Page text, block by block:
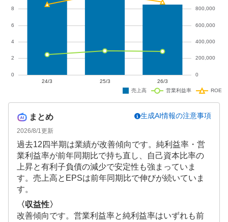
まとめ
2026/8/1更新
生成AI情報の注意事項
過去12四半期は業績が改善傾向です。純利益率・営
業利益率が前年同期比で持ち直し、自己資本比率の
上昇と有利子負債の減少で安定性も強まっていま
す。売上高とEPSは前年同期比で伸びが続いていま
す。
〈収益性〉
改善傾向です。営業利益率と純利益率はいずれも前